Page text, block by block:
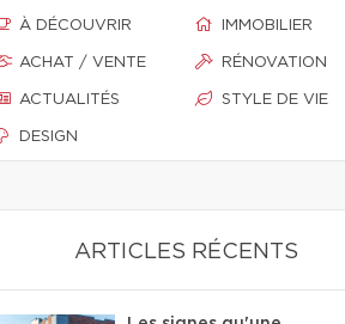
À DÉCOUVRIR
ACHAT / VENTE
ACTUALITÉS
DESIGN
IMMOBILIER
RÉNOVATION
STYLE DE VIE
ARTICLES RÉCENTS